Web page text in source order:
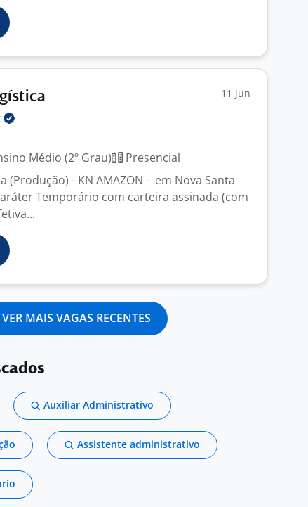
11 jun
Médio (2º Grau)
Presencial
(Produção) - KN AMAZON - em Nova Santa
Temporário com carteira assinada (com
VER MAIS VAGAS RECENTES
Auxiliar Administrativo
Assistente administrativo